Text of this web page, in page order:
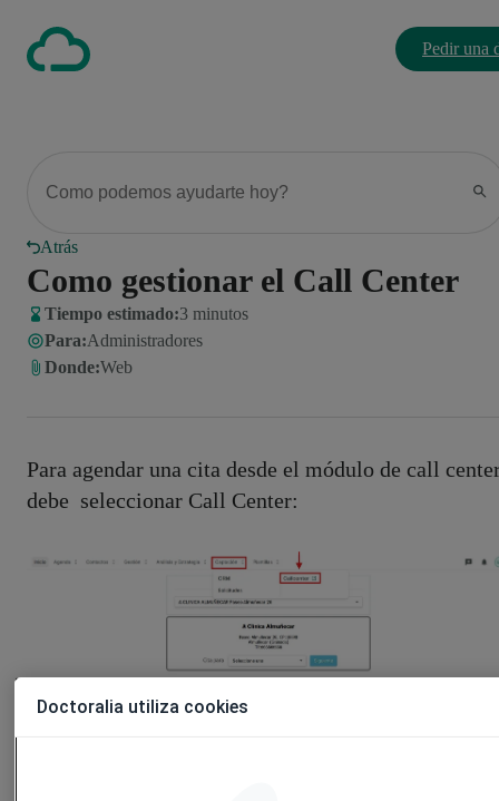
Pedir una
Atrás
Como gestionar el Call Center
Tiempo estimado:3 minutos
Para:Administradores
Donde:Web
Para agendar una cita desde el módulo de call
debe seleccionar Call Center:
Doctoralia utiliza cookies